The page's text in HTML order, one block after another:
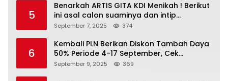
5
Benarkah ARTIS GITA KDI Menikah ! Berikut
ini asal calon suaminya dan intip
undangannya
September 7, 2025 374
6
Kembali PLN Berikan Diskon Tambah Daya
50% Periode 4-17 September, Cek
Ketentuannya!
September 9, 2025 369